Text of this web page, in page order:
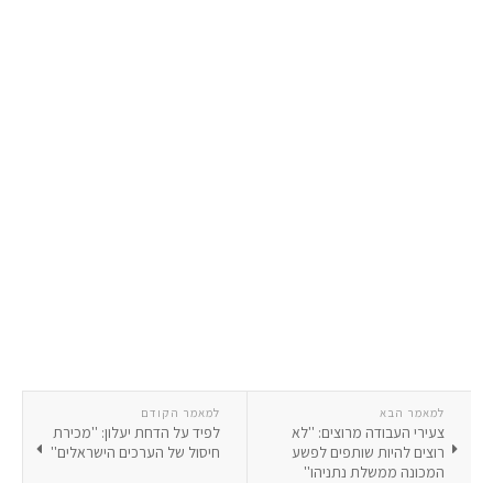
למאמר הקודם
לפיד על הדחת יעלון: ''מכירת
חיסול של הערכים הישראלים''
למאמר הבא
צעירי העבודה מרוצים: ''לא
רוצים להיות שותפים לפשע
המכונה ממשלת נתניהו''